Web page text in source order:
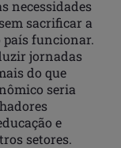
necessidades
sacrificar a
país funcionar.
jornadas
do que
seria
e
setores.